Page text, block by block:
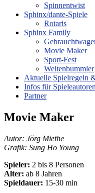
Spinnentwist
Sphinx/dante-Spiele
Rotaris
Sphinx Family
Movie Maker
Sport-Fest
Weltenbummler
Aktuelle Spielregeln
Infos für Spieleautoren
Partner
Movie Maker
Autor: Jörg Miethe
Grafik: Sung Ho Young
Spieler: 2 bis 8 Personen
Alter: ab 8 Jahren
Spieldauer: 15-30 min